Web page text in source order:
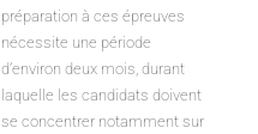
préparation à ces épreuves
nécessite une période
d’environ deux mois, durant
laquelle les candidats doivent
se concentrer notamment sur